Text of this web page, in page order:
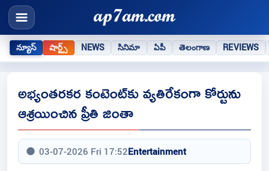
న్యూస్ షార్ట్స్ NEWS సినిమా ఏపీ తెలంగాణ REVIEWS
అభ్యంతరకర కంటెంట్‌కు వ్యతిరేకంగా కోర్టును
ఆశ్రయించిన ప్రీతి జింతా
03-07-2026 Fri 17:52Entertainment